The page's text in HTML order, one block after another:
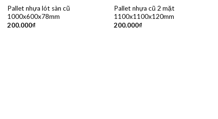
Pallet nhựa lót sàn cũ
1000x600x78mm
200.000₫
Pallet nhựa cũ 2 mặt
1100x1100x120mm
200.000₫